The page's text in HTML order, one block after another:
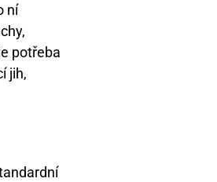
ní
potřeba
jih,